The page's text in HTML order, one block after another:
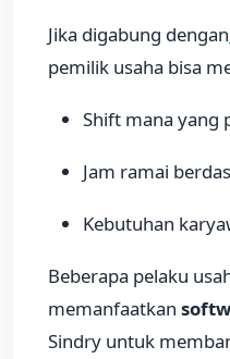
Jika digabung dengan
pemilik usaha bisa
Shift mana yang
Jam ramai
Kebutuhan
Beberapa pelaku
memanfaatkan
Sindry untuk